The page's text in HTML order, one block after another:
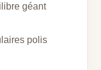
géant
polis